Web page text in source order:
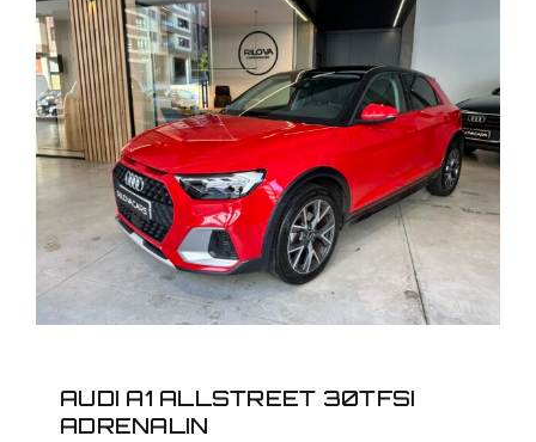
AUDI A1 ALLSTREET
30TFSI ADRENALIN
AUDI A1 ALLSTREET 30TFSI
ADRENALIN